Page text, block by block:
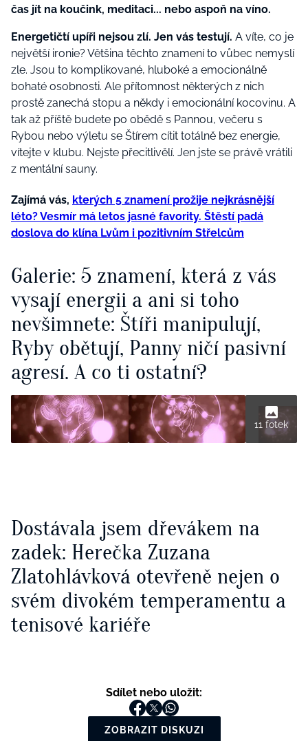
čas jít na koučink, meditaci... nebo aspoň na víno.
Energetičtí upíři nejsou zlí. Jen vás testují. A víte, co je
největší ironie? Většina těchto znamení to vůbec nemyslí
zle. Jsou to komplikované, hluboké a emocionálně
bohaté osobnosti. Ale přítomnost některých z nich
prostě zanechá stopu a někdy i emocionální kocovinu. A
tak až příště budete po obědě s Pannou, večeru s
Rybou nebo výletu se Štírem cítit totálně bez energie,
vítejte v klubu. Nejste přecitlivělí. Jen jste se právě vrátili
z mentální sauny.
Zajímá vás, kterých 5 znamení prožije nejkrásnější
léto? Vesmír má letos jasné favority. Štěstí padá
doslova do klína Lvům i pozitivním Střelcům
Galerie: 5 znamení, která z vás
vysají energii a ani si toho
nevšimnete: Štíři manipulují,
Ryby obětují, Panny ničí pasivní
agresí. A co ti ostatní?
11 fotek
Dostávala jsem dřevákem na
zadek: Herečka Zuzana
Zlatohlávková otevřeně nejen o
svém divokém temperamentu a
tenisové kariéře
Sdílet nebo uložit:
ZOBRAZIT DISKUZI